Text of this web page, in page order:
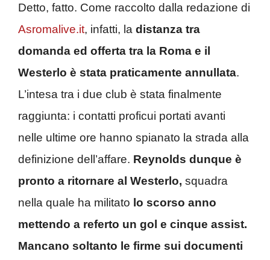
Detto, fatto. Come raccolto dalla redazione di
Asromalive.it, infatti, la distanza tra
domanda ed offerta tra la Roma e il
Westerlo è stata praticamente annullata.
L’intesa tra i due club è stata finalmente
raggiunta: i contatti proficui portati avanti
nelle ultime ore hanno spianato la strada alla
definizione dell’affare. Reynolds dunque è
pronto a ritornare al Westerlo, squadra
nella quale ha militato lo scorso anno
mettendo a referto un gol e cinque assist.
Mancano soltanto le firme sui documenti